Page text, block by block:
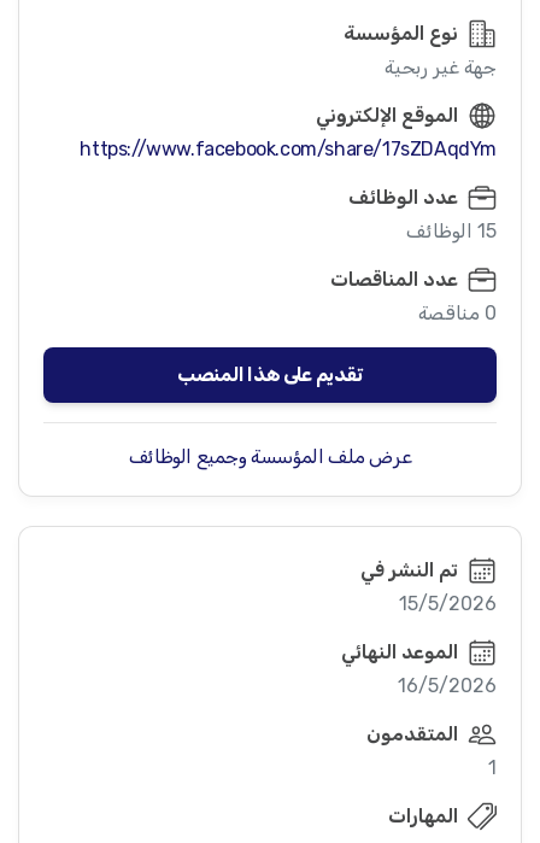
نوع المؤسسة
جهة غير ربحية
الموقع الإلكتروني
https://www.facebook.com/share/17sZDAqdYm
عدد الوظائف
15 الوظائف
عدد المناقصات
0 مناقصة
تقديم على هذا المنصب
عرض ملف المؤسسة وجميع الوظائف
تم النشر في
15/5/2026
الموعد النهائي
16/5/2026
المتقدمون
1
المهارات